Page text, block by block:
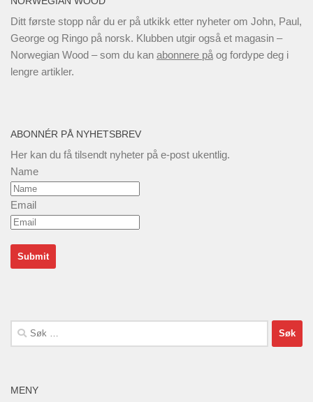
Ditt første stopp når du er på utkikk etter nyheter om John, Paul,
George og Ringo på norsk. Klubben utgir også et magasin –
Norwegian Wood – som du kan abonnere på og fordype deg i
lengre artikler.
ABONNÉR PÅ NYHETSBREV
Her kan du få tilsendt nyheter på e-post ukentlig.
Name
Email
Søk
etter:
MENY